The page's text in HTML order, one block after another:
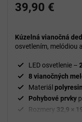
39,90 €
Kúzelná vianočná
osvetlením, melódiou
LED osvetlenie –
8 vianočných
Materiál polyresin
Pohybové prvky
Rozmery 32,9 ×